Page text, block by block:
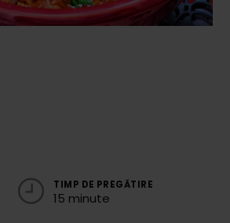
TIMP DE PREGĂTIRE
15 minute